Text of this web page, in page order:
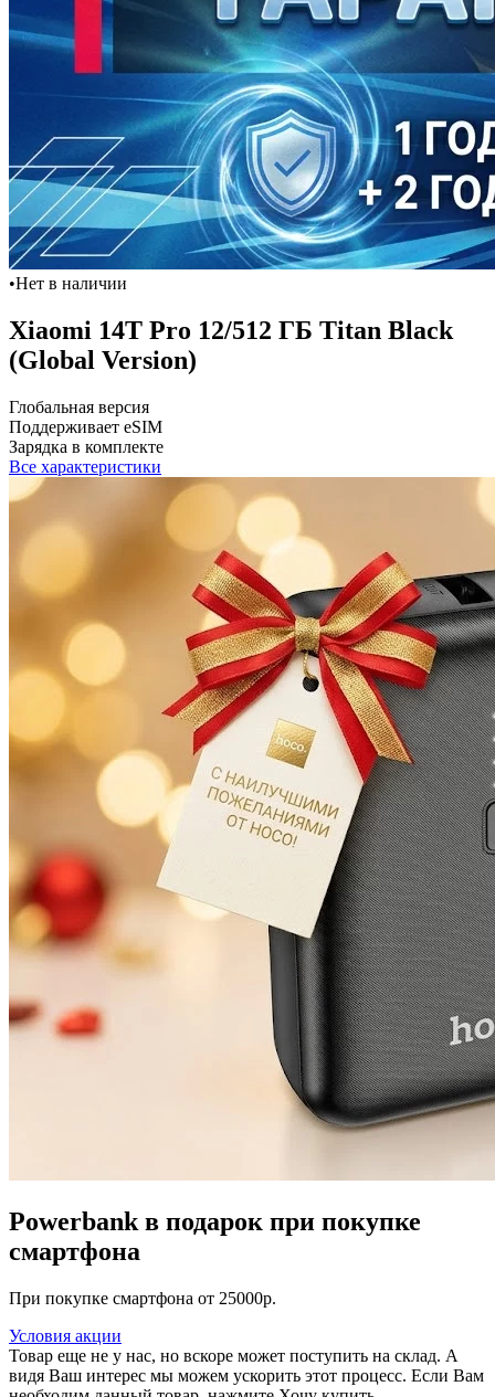
•Нет в наличии
Xiaomi 14T Pro 12/512 ГБ Titan Black
(Global Version)
Глобальная версия
Поддерживает eSIM
Зарядка в комплекте
Все характеристики
Powerbank в подарок при покупке
смартфона
При покупке смартфона от 25000р.
Условия акции
Товар еще не у нас, но вскоре может поступить на склад. А
видя Ваш интерес мы можем ускорить этот процесс. Если Вам